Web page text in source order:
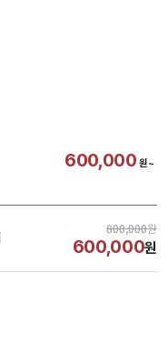
600,000 원~
800,000원
600,000원